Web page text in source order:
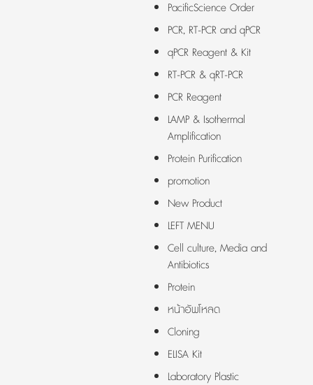
PacificScience Order
PCR, RT-PCR and qPCR
qPCR Reagent & Kit
RT-PCR & qRT-PCR
PCR Reagent
LAMP & Isothermal
Amplification
Protein Purification
promotion
New Product
LEFT MENU
Cell culture, Media and
Antibiotics
Protein
หน้าอัพโหลด
Cloning
ELISA Kit
Laboratory Plastic